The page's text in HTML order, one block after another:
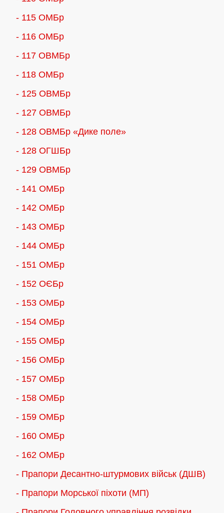
- 115 ОМБр
- 116 ОМБр
- 117 ОВМБр
- 118 ОМБр
- 125 ОВМБр
- 127 ОВМБр
- 128 ОВМБр «Дике поле»
- 128 ОГШБр
- 129 ОВМБр
- 141 ОМБр
- 142 ОМБр
- 143 ОМБр
- 144 ОМБр
- 151 ОМБр
- 152 ОЄБр
- 153 ОМБр
- 154 ОМБр
- 155 ОMБр
- 156 ОMБр
- 157 ОМБр
- 158 ОМБр
- 159 ОМБр
- 160 ОМБр
- 162 ОМБр
- Прапори Десантно-штурмових військ (ДШВ)
- Прапори Морської піхоти (МП)